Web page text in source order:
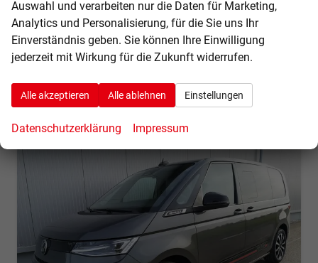
Kraftstoffverbrauch bei entladener Batterie
kombiniert:7,70 l/100km
Stromverbrauch bei rein elektrischem Betrieb
kombiniert: 24,20 kWh/100km
Elektrische Reichweite (EAER): 90 km
CO2 -Klasse bei entladener Batterie: F
CO -Emissionen (gewichtet, kombiniert):21,00 g/km
Auswahl und verarbeiten nur die Daten für Marketing,
Analytics und Personalisierung, für die Sie uns Ihr
Einverständnis geben. Sie können Ihre Einwilligung
jederzeit mit Wirkung für die Zukunft widerrufen.
Alle akzeptieren Alle ablehnen Einstellungen
Datenschutzerklärung Impressum